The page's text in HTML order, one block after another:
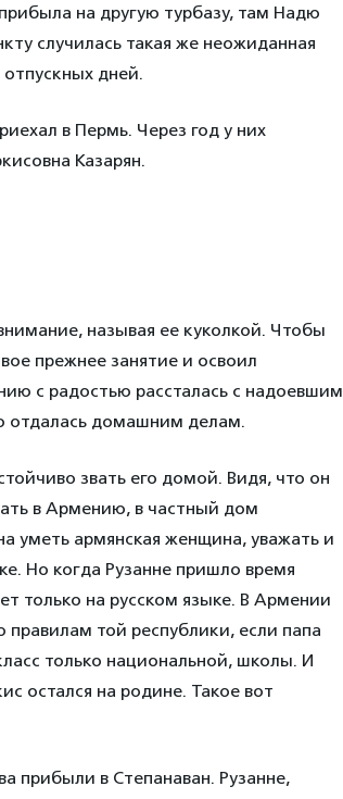
на другую турбазу, там Надю
случилась такая же неожиданная
дней.
в Пермь. Через год у них
Казарян.
называя ее куколкой. Чтобы
прежнее занятие и освоил
с радостью рассталась с надоевшим
отдалась домашним делам.
звать его домой. Видя, что он
в Армению, в частный дом
уметь армянская женщина, уважать и
Но когда Рузанне пришло время
только на русском языке. В Армении
той республики, если папа
только национальной, школы. И
остался на родине. Такое вот
прибыли в Степанаван. Рузанне,